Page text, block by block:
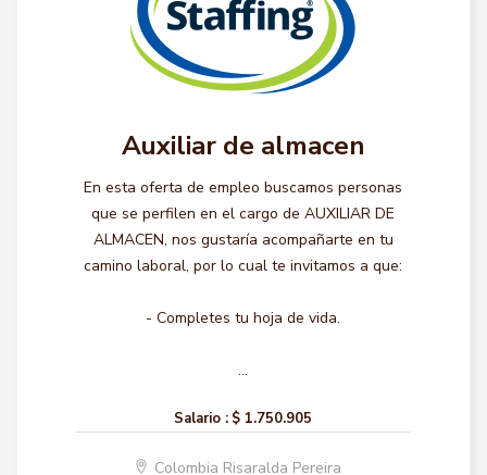
Auxiliar de almacen
En esta oferta de empleo buscamos personas
que se perfilen en el cargo de AUXILIAR DE
ALMACEN, nos gustaría acompañarte en tu
camino laboral, por lo cual te invitamos a que:
- Completes tu hoja de vida.
...
Salario : $ 1.750.905
Colombia Risaralda Pereira